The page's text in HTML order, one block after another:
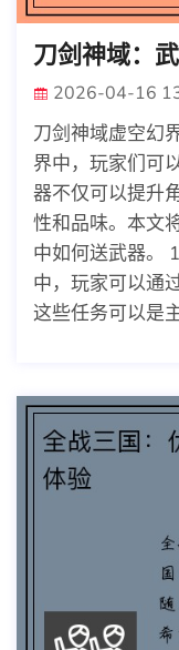
刀剑神域：
2026-04-16
刀剑神域虚空幻
界中，玩家们可
器不仅可以提升
性和品味。本文
中如何送武器。
中，玩家可以通
这些任务可以是